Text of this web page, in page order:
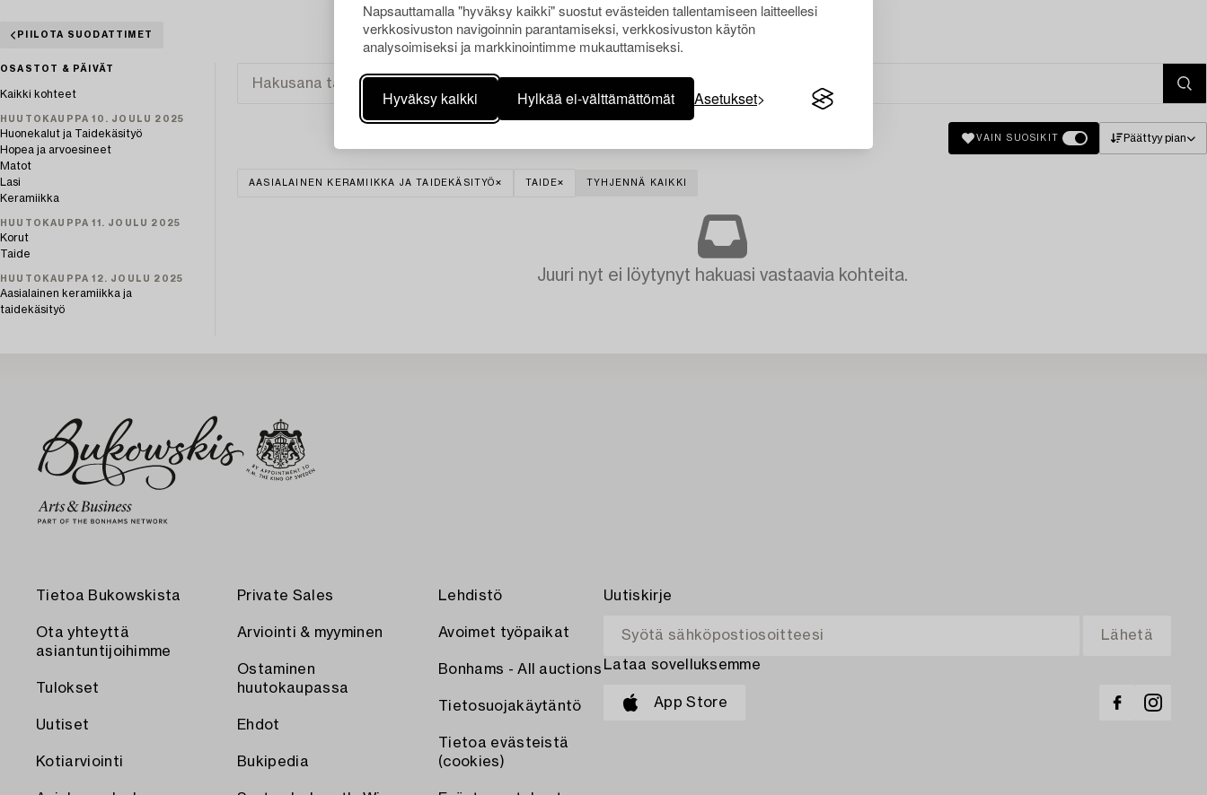
Napsauttamalla "hyväksy kaikki" suostut evästeiden tallentamiseen laitteellesi
verkkosivuston navigoinnin parantamiseksi, verkkosivuston käytön
analysoimiseksi ja markkinointimme mukauttamiseksi.
Hyväksy kaikki Hylkää ei-välttämättömät Asetukset
PIILOTA SUODATTIMET
OSASTOT & PÄIVÄT
Kaikki kohteet
HUUTOKAUPPA 10. JOULU 2025
Huonekalut ja Taidekäsityö
Hopea ja arvoesineet
Matot
Lasi
Keramiikka
HUUTOKAUPPA 11. JOULU 2025
Korut
Taide
HUUTOKAUPPA 12. JOULU 2025
Aasialainen keramiikka ja
taidekäsityö
VAIN SUOSIKIT Päättyy pian
AASIALAINEN KERAMIIKKA JA TAIDEKÄSITYÖ TAIDE TYHJENNÄ KAIKKI
Juuri nyt ei löytynyt hakuasi vastaavia kohteita.
Tietoa Bukowskista
Ota yhteyttä
asiantuntijoihimme
Tulokset
Uutiset
Kotiarviointi
Private Sales
Arviointi & myyminen
Ostaminen
huutokaupassa
Ehdot
Bukipedia
Lehdistö
Avoimet työpaikat
Bonhams - All auctions
Tietosuojakäytäntö
Tietoa evästeistä
(cookies)
Uutiskirje
Lataa sovelluksemme
App Store